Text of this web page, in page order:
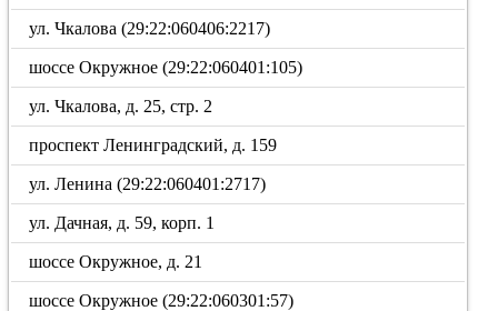
ул. Чкалова (29:22:060406:2217)
шоссе Окружное (29:22:060401:105)
ул. Чкалова, д. 25, стр. 2
проспект Ленинградский, д. 159
ул. Ленина (29:22:060401:2717)
ул. Дачная, д. 59, корп. 1
шоссе Окружное, д. 21
шоссе Окружное (29:22:060301:57)